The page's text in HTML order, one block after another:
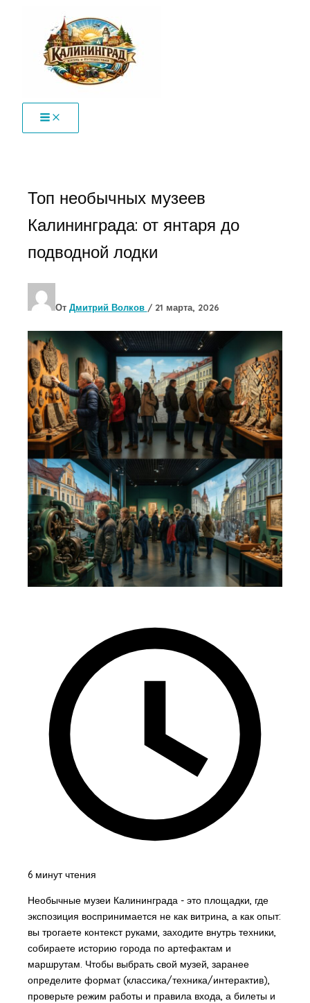
содержимому
Топ необычных музеев
Калининграда: от янтаря до
подводной лодки
От Дмитрий Волков / 21 марта, 2026
6 минут чтения
Необычные музеи Калининграда - это площадки, где
экспозиция воспринимается не как витрина, а как опыт:
вы трогаете контекст руками, заходите внутрь техники,
собираете историю города по артефактам и
маршрутам. Чтобы выбрать свой музей, заранее
определите формат (классика/техника/интерактив),
проверьте режим работы и правила входа, а билеты и